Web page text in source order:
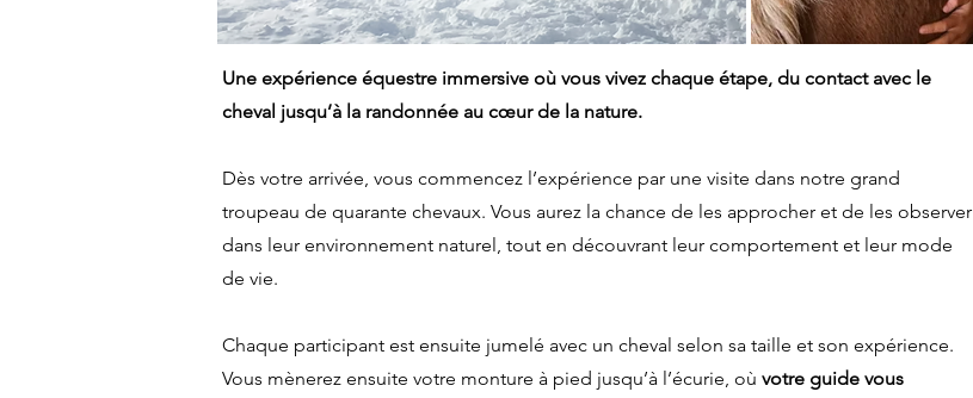
Une expérience équestre immersive où vous vivez chaque étape, du contact avec le
cheval jusqu’à la randonnée au cœur de la nature.
Dès votre arrivée, vous commencez l’expérience par une visite dans notre grand
troupeau de quarante chevaux. Vous aurez la chance de les approcher et de les observer
dans leur environnement naturel, tout en découvrant leur comportement et leur mode
de vie.
Chaque participant est ensuite jumelé avec un cheval selon sa taille et son expérience.
Vous mènerez ensuite votre monture à pied jusqu’à l’écurie, où votre guide vous